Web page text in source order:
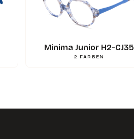
Minima Junior H2-CJ35
2 FARBEN